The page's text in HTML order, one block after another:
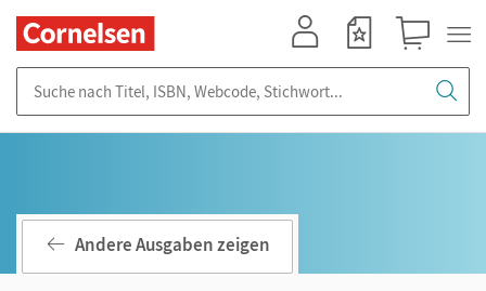
Andere Ausgaben zeigen